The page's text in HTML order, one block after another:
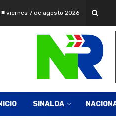
■ viernes 7 de agosto 2026
INICIO SINALOA